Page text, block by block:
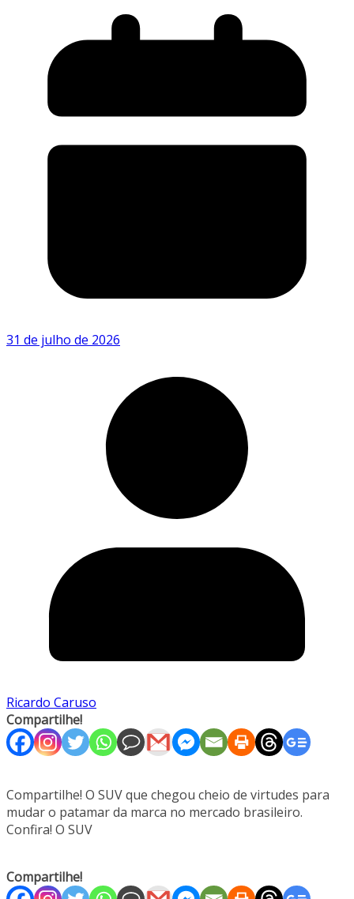
31 de julho de 2026
Ricardo Caruso
Compartilhe!
Compartilhe! O SUV que chegou cheio de virtudes para
mudar o patamar da marca no mercado brasileiro.
Confira! O SUV
Compartilhe!